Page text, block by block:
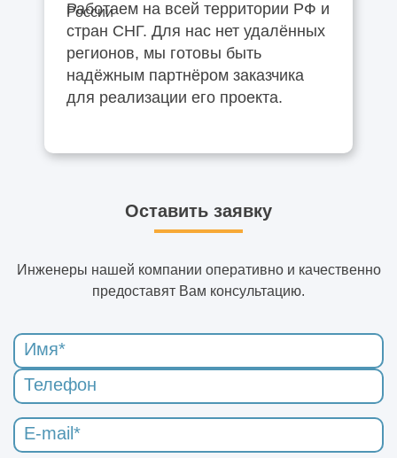
Работаем на всей территории РФ и
стран СНГ. Для нас нет удалённых
регионов, мы готовы быть
надёжным партнёром заказчика
для реализации его проекта.
Оставить заявку
Инженеры нашей компании оперативно и качественно
предоставят Вам консультацию.